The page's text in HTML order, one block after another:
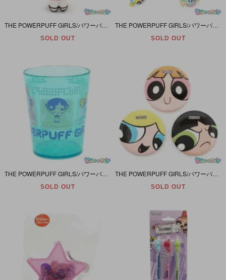
THE POWERPUFF GIRLS/パワーパフガールズ・ナカジマコーポレーション・Plush/ぬいぐるみ 「BLOSSOM/ブロッサム」 2002年・43cm
SOLD OUT SOLD OUT
THE POWERPUFF GIRLS/パワーパフガールズ・カワキタ・プラスチック製コップ(Cup/カップ)・ブルー・185ml・2002年
SOLD OUT SOLD OUT